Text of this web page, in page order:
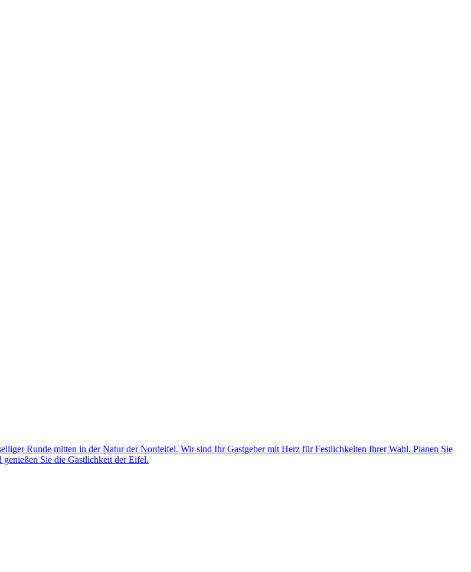
Runde mitten in der Natur der Nordeifel. Wir sind Ihr Gastgeber mit Herz für Festlichkeiten Ihrer Wahl. Planen Sie
Sie die Gastlichkeit der Eifel.